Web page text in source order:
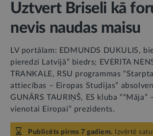
Uztvert Briseli kā
nevis naudas maisu
LV portālam: EDMUNDS DUKULIS,
pieredzi Latvijā” biedrs; EVERITA
TRANKALE, RSU programmas
attiecības – Eiropas Studijas”
GUNĀRS TAURIŅŠ, ES kluba ““Māja”
vienotai Eiropai” prezidents.
Publicēts pirms 7 gadiem. Izvērtē